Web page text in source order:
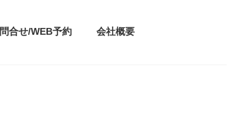
問合せ/WEB予約 会社概要